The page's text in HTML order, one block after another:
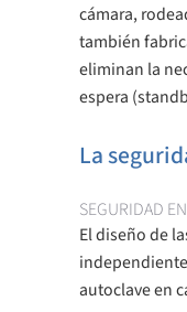
cámara,
también
eliminan la
espera
La
SEGURIDAD
El diseño de
autoclave en